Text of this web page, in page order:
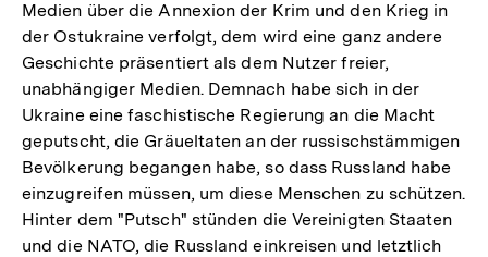
Medien über die Annexion der Krim und den Krieg in
der Ostukraine verfolgt, dem wird eine ganz andere
Geschichte präsentiert als dem Nutzer freier,
unabhängiger Medien. Demnach habe sich in der
Ukraine eine faschistische Regierung an die Macht
geputscht, die Gräueltaten an der russischstämmigen
Bevölkerung begangen habe, so dass Russland habe
einzugreifen müssen, um diese Menschen zu schützen.
Hinter dem "Putsch" stünden die Vereinigten Staaten
und die NATO, die Russland einkreisen und letztlich